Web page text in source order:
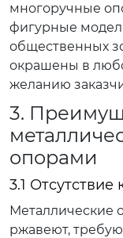
многоручные
фигурные
общественных
окрашены в
желанию
3.
опорами
3.1
Металлические
ржавеют,